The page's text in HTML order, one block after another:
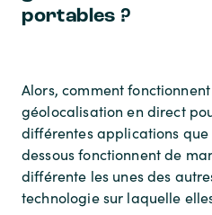
portables ?
Alors, comment
géolocalisation en direct
différentes applications
dessous fonctionnent de
différente les unes des
technologie sur laquelle